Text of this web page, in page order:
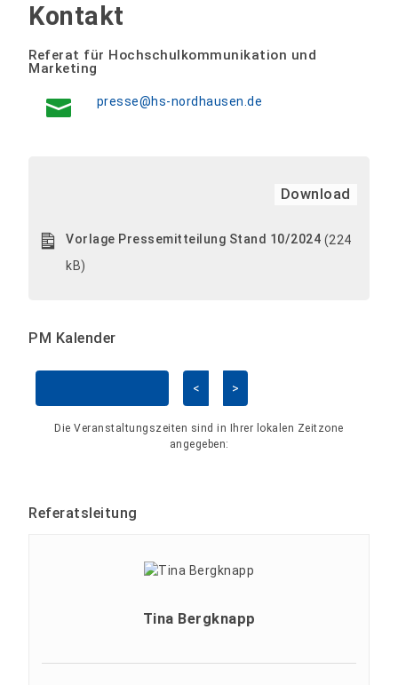
Kontakt
Referat für Hochschulkommunikation und
Marketing
presse@hs-nordhausen.de
Download
Vorlage Pressemitteilung Stand 10/2024 (224
kB)
PM Kalender
< >
Die Veranstaltungszeiten sind in Ihrer lokalen Zeitzone
angegeben:
Referatsleitung
Tina Bergknapp